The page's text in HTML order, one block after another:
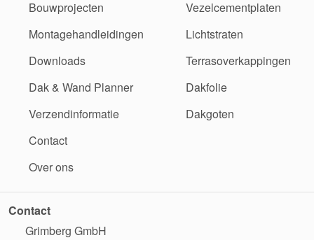
Bouwprojecten
Montagehandleidingen
Downloads
Dak & Wand Planner
Verzendinformatie
Contact
Over ons
Vezelcementplaten
Lichtstraten
Terrasoverkappingen
Dakfolie
Dakgoten
Contact
Grimberg GmbH